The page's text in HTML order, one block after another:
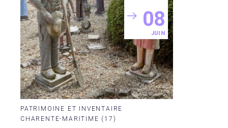
08
JUIN
PATRIMOINE ET INVENTAIRE
CHARENTE-MARITIME (17)